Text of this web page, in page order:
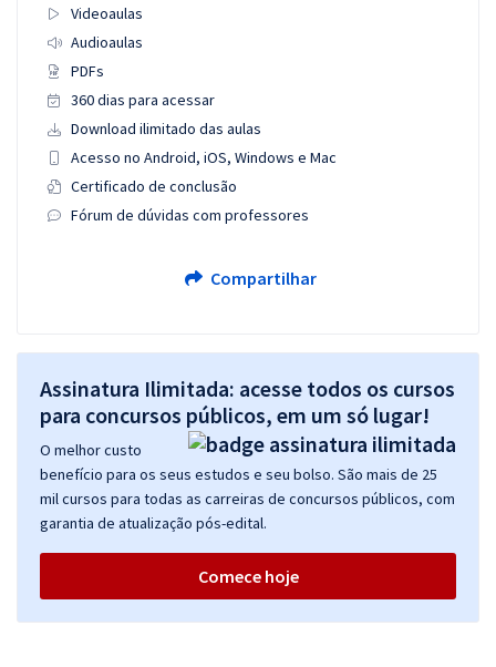
Videoaulas
Audioaulas
PDFs
360 dias para acessar
Download ilimitado das aulas
Acesso no Android, iOS, Windows e Mac
Certificado de conclusão
Fórum de dúvidas com professores
Compartilhar
Assinatura Ilimitada: acesse todos os cursos
para concursos públicos, em um só lugar!
O melhor custo
benefício para os seus estudos e seu bolso. São mais de 25
mil cursos para todas as carreiras de concursos públicos, com
garantia de atualização pós-edital.
Comece hoje